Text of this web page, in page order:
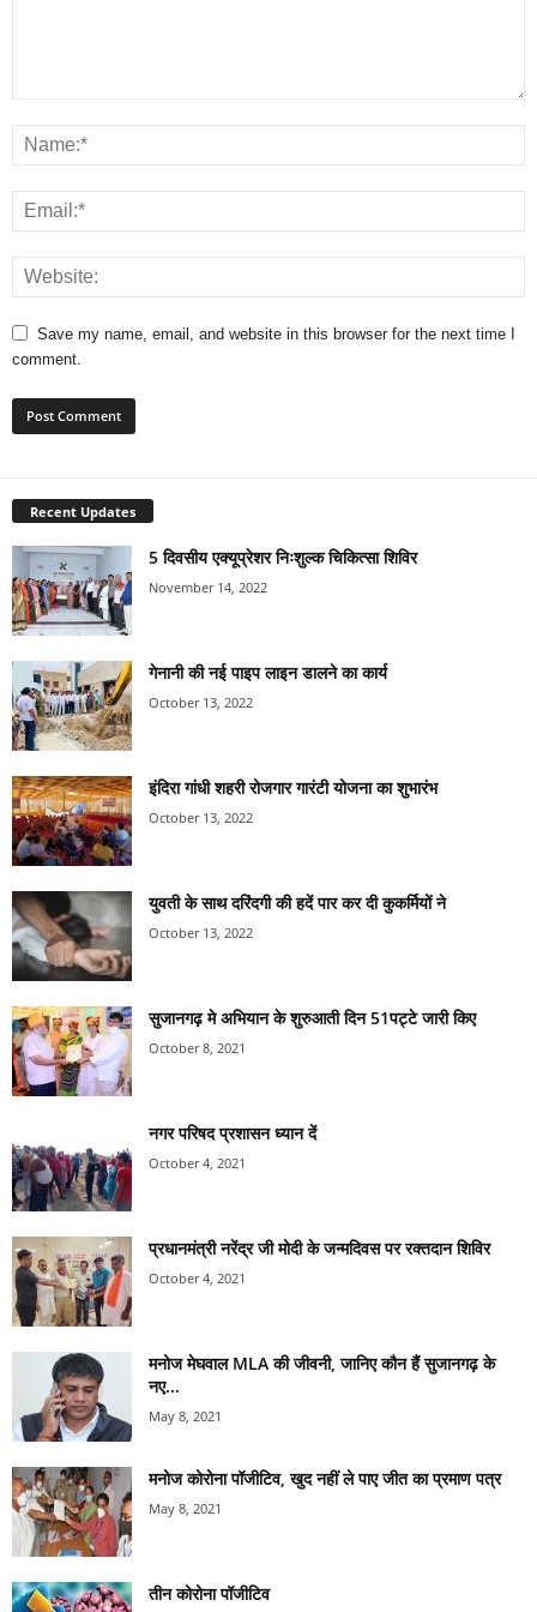
Save my name, email, and website in this browser for the next time I
comment.
Recent Updates
5 दिवसीय एक्यूप्रेशर निःशुल्क चिकित्सा शिविर
November 14, 2022
गेनानी की नई पाइप लाइन डालने का कार्य
October 13, 2022
इंदिरा गांधी शहरी रोजगार गारंटी योजना का शुभारंभ
October 13, 2022
युवती के साथ दरिंदगी की हदें पार कर दी कुकर्मियों ने
October 13, 2022
सुजानगढ़ मे अभियान के शुरुआती दिन 51पट्टे जारी किए
October 8, 2021
नगर परिषद प्रशासन ध्यान दें
October 4, 2021
प्रधानमंत्री नरेंद्र जी मोदी के जन्मदिवस पर रक्तदान शिविर
October 4, 2021
मनोज मेघवाल MLA की जीवनी, जानिए कौन हैं सुजानगढ़ के
नए...
May 8, 2021
मनोज कोरोना पॉजीटिव, खुद नहीं ले पाए जीत का प्रमाण पत्र
May 8, 2021
तीन कोरोना पॉजीटिव